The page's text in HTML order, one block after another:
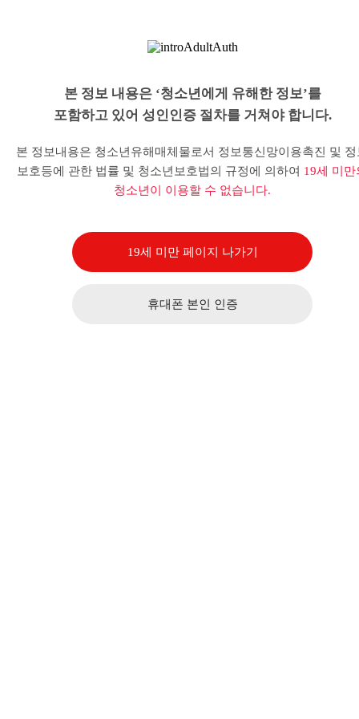
본 정보 내용은 ‘청소년에게 유해한 정보’를
포함하고 있어 성인인증 절차를 거쳐야 합니다.
본 정보내용은 청소년유해매체물로서 정보통신망이용촉진 및 정
보호등에 관한 법률 및 청소년보호법의 규정에 의하여 19세 미만
청소년이 이용할 수 없습니다.
19세 미만 페이지 나가기
휴대폰 본인 인증